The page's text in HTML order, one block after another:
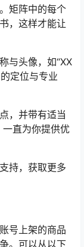
矩阵中的每个
，这样才能让
与头像，如“XX
定位与专业
，并带有适当
一直为你提供优
持，获取更多
号上架的商品
。可以从以下